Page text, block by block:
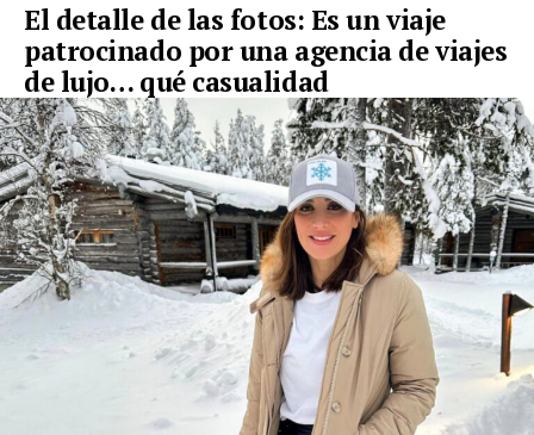
El detalle de las fotos: Es un viaje
patrocinado por una agencia de viajes
de lujo… qué casualidad